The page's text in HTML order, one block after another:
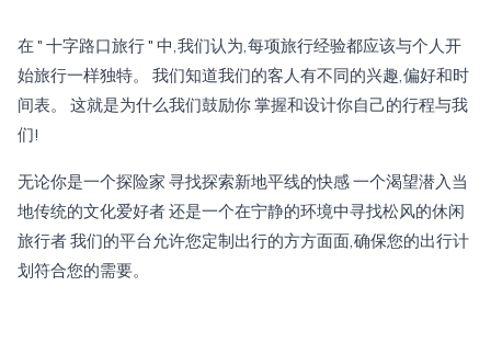
在 " 十字路口旅行 " 中,我们认为,每项旅行经验都应该与个人开
始旅行一样独特。 我们知道我们的客人有不同的兴趣,偏好和时
间表。 这就是为什么我们鼓励你 掌握和设计你自己的行程与我
们!
无论你是一个探险家 寻找探索新地平线的快感 一个渴望潜入当
地传统的文化爱好者 还是一个在宁静的环境中寻找松风的休闲
旅行者 我们的平台允许您定制出行的方方面面,确保您的出行计
划符合您的需要。